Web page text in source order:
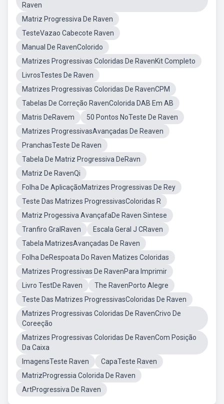
Raven
Matriz Progressiva De Raven
TesteVazao Cabecote Raven
Manual De RavenColorido
Matrizes Progressivas Coloridas De RavenKit Completo
LivrosTestes De Raven
Matrizes Progressivas Coloridas De RavenCPM
Tabelas De Correção RavenColorida DAB Em AB
Matris DeRavem
50 Pontos NoTeste De Raven
Matrizes ProgressivasAvançadas De Reaven
PranchasTeste De Raven
Tabela De Matriz Progressiva DeRavn
Matriz De RavenQi
Folha De AplicaçãoMatrizes Progressivas De Rey
Teste Das Matrizes ProgressivasColoridas R
Matriz Progessiva AvançafaDe Raven Sintese
Tranfiro GralRaven
Escala Geral J CRaven
Tabela MatrizesAvançadas De Raven
Folha DeRespoata Do Raven Matizes Coloridas
Matrizes Progressivas De RavenPara Imprimir
Livro TestDe Raven
The RavenPorto Alegre
Teste Das Matrizes ProgressivasColoridas De Raven
Matrizes Progressivas Coloridas De RavenCrivo De
Coreeção
Matrizes Progressivas Coloridas De RavenCom Posição
Da Caixa
ImagensTeste Raven
CapaTeste Raven
MatrizProgressia Colorida De Raven
ArtProgressiva De Raven